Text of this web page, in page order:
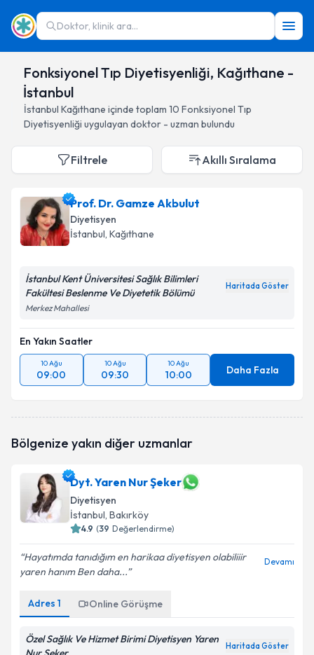
Doktor, klinik ara...
Fonksiyonel Tıp Diyetisyenliği, Kağıthane -
İstanbul
İstanbul Kağıthane içinde toplam 10 Fonksiyonel Tıp
Diyetisyenliği uygulayan doktor - uzman bulundu
Filtrele Akıllı Sıralama
Prof. Dr. Gamze Akbulut
Diyetisyen
İstanbul, Kağıthane
İstanbul Kent Üniversitesi Sağlık Bilimleri
Fakültesi Beslenme Ve Diyetetik Bölümü
Haritada Göster
Merkez Mahallesi
En Yakın Saatler
10 Ağu
09:00
10 Ağu
09:30
10 Ağu
10:00 Daha Fazla
Bölgenize yakın diğer uzmanlar
Dyt. Yaren Nur Şeker
Diyetisyen
İstanbul, Bakırköy
4.9 (39 Değerlendirme)
Hayatımda tanıdığım en harikaa diyetisyen olabiliiir
yaren hanım Ben daha...
Devamı
Adres 1 Online Görüşme
Özel Sağlık Ve Hizmet Birimi Diyetisyen Yaren
Haritada Göster